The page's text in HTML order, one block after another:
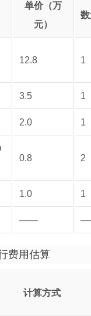
单价（万
元）
12.8 1
3.5 1
2.0 1
0.8 2
1.0 1
——
费用估算
计算方式